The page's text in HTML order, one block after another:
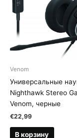
Venom
Универсальные
Nighthawk Stereo
Venom, черные
€22,99
В корзину